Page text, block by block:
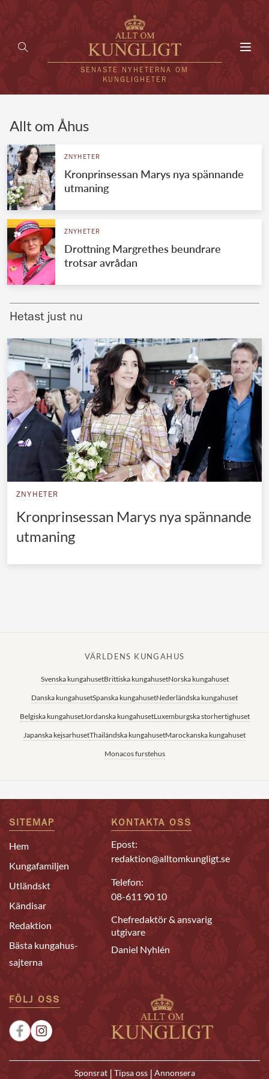
SENASTE NYHETERNA OM
KUNGLIGHETER
UTLÄNDSKT
VÄRLDENS KUNGAHUS
Svenska kungahuset
Brittiska kungahuset
Nederländska kungahuset
Belgiska kungahuset
Jordanska kungahuset
Luxemburgska storhertighuset
Japanska kejsarhuset
Thailändska kungahuset
Marockanska kungahuset
REDAKTION
Allt om Åhus
ZNYHETER
Kronprinsessan Marys nya spännande
utmaning
ZNYHETER
Drottning Margrethes beundrare
trotsar avrådan
Hetast just nu
ZNYHETER
Kronprinsessan Marys nya spännande
utmaning
VÄRLDENS KUNGAHUS
Svenska kungahusetBrittiska kungahusetNorska kungahuset
Danska kungahusetSpanska kungahusetNederländska kungahuset
Belgiska kungahusetJordanska kungahusetLuxemburgska storhertighuset
Japanska kejsarhusetThailändska kungahusetMarockanska kungahuset
Monacos furstehus
SITEMAP
Hem
Kungafamiljen
Utländskt
Kändisar
Redaktion
Bästa kungahus-
sajterna
KONTAKTA OSS
Epost:
redaktion@alltomkungligt.se
Telefon:
08-611 90 10
Chefredaktör & ansvarig
utgivare
Daniel Nyhlén
FÖLJ OSS
Sponsrat | Tipsa oss | Annonsera